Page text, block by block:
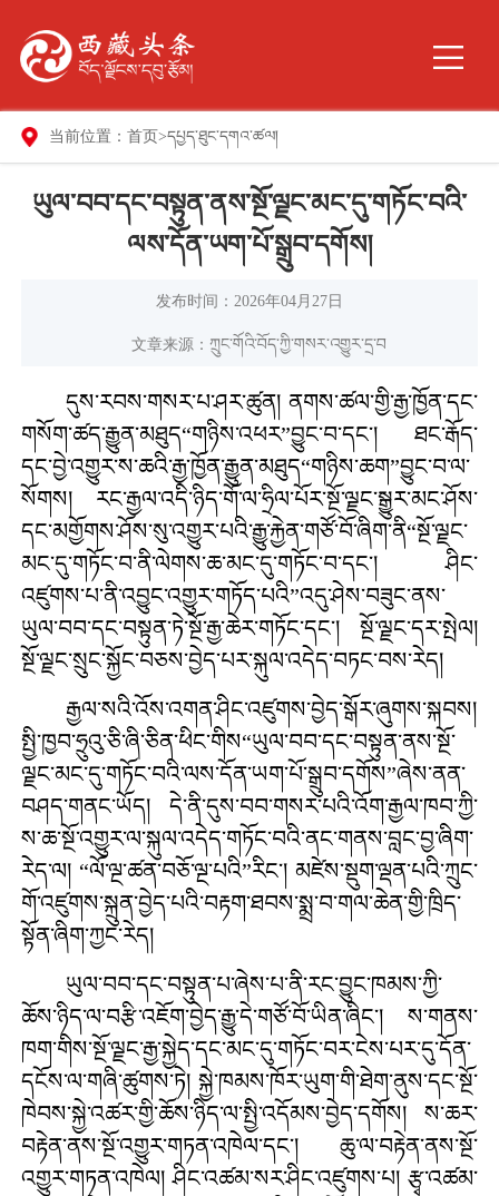
当前位置： 首页 >དཔྱད་ཐུང་དགའ་ཚལ།
ཡུལ་བབ་དང་བསྟུན་ནས་སྔོ་ལྗང་མང་དུ་གཏོང་བའི་
ལས་དོན་ཡག་པོ་སྒྲུབ་དགོས།
发布时间：2026年04月27日
文章来源：ཀྲུང་གོའི་བོད་ཀྱི་གསར་འགྱུར་དྲ་བ
དུས་རབས་གསར་པ་ཤར་ཚུན། ནགས་ཚལ་གྱི་རྒྱ་ཁྱོན་དང་
གསོག་ཚད་རྒྱུན་མཐུད“གཉིས་འཕར”བྱུང་བ་དང་། ཐང་རྒོད་
དང་བྱེ་འགྱུར་ས་ཆའི་རྒྱ་ཁྱོན་རྒྱུན་མཐུད“གཉིས་ཆག”བྱུང་བ་ལ་
སོགས། རང་རྒྱལ་འདི་ཉིད་གོ་ལ་ཧྲིལ་པོར་སྔོ་ལྗང་སྒྱུར་མང་ཤོས་
དང་མགྱོགས་ཤོས་སུ་འགྱུར་པའི་རྒྱུ་རྐྱེན་གཙོ་བོ་ཞིག་ནི“སྔོ་ལྗང་
མང་དུ་གཏོང་བ་ནི་ལེགས་ཆ་མང་དུ་གཏོང་བ་དང་། ཤིང་
འཛུགས་པ་ནི་འབྱུང་འགྱུར་གཏོད་པའི”འདུ་ཤེས་བཟུང་ནས་
ཡུལ་བབ་དང་བསྟུན་ཏེ་སྔོ་རྒྱ་ཆེར་གཏོང་དང་། སྔོ་ལྗང་དར་སྤེལ།
སྔོ་ལྗང་སྲུང་སྐྱོང་བཅས་བྱེད་པར་སྐུལ་འདེད་བཏང་བས་རེད།
རྒྱལ་སའི་འོས་འགན་ཤིང་འཛུགས་བྱེད་སྒོར་ཞུགས་སྐབས།
སྤྱི་ཁྱབ་ཧྲུའུ་ཅི་ཞི་ཅིན་ཕིང་གིས“ཡུལ་བབ་དང་བསྟུན་ནས་སྔོ་
ལྗང་མང་དུ་གཏོང་བའི་ལས་དོན་ཡག་པོ་སྒྲུབ་དགོས”ཞེས་ནན་
བཤད་གནང་ཡོད། དེ་ནི་དུས་བབ་གསར་པའི་འོག་རྒྱལ་ཁབ་ཀྱི་
ས་ཆ་སྔོ་འགྱུར་ལ་སྐུལ་འདེད་གཏོང་བའི་ནང་གནས་བླང་བྱ་ཞིག་
རེད་ལ། “ལོ་ལྔ་ཚན་བཅོ་ལྔ་པའི”རིང་། མཛེས་སྡུག་ལྡན་པའི་ཀྲུང་
གོ་འཛུགས་སྐྲུན་བྱེད་པའི་བརྟག་ཐབས་སྨྲ་བ་གལ་ཆེན་གྱི་ཁྲིད་
སྟོན་ཞིག་ཀྱང་རེད།
ཡུལ་བབ་དང་བསྟུན་པ་ཞེས་པ་ནི་རང་བྱུང་ཁམས་ཀྱི་
ཆོས་ཉིད་ལ་བརྩི་འཇོག་བྱེད་རྒྱུ་དེ་གཙོ་བོ་ཡིན་ཞིང་། ས་གནས་
ཁག་གིས་སྔོ་ལྗང་རྒྱ་སྐྱེད་དང་མང་དུ་གཏོང་བར་ངེས་པར་དུ་དོན་
དངོས་ལ་གཞི་ཚུགས་ཏེ། སྐྱེ་ཁམས་ཁོར་ཡུག་གི་ཐེག་ནུས་དང་སྔོ་
ཁེབས་སྐྱེ་འཚར་གྱི་ཆོས་ཉིད་ལ་སྤྱི་འདོམས་བྱེད་དགོས། ས་ཆར་
བརྟེན་ནས་སྔོ་འགྱུར་གཏན་འཁེལ་དང་། ཆུ་ལ་བརྟེན་ནས་སྔོ་
འགྱུར་གཏན་འཁེལ། ཤིང་འཚམ་སར་ཤིང་འཛུགས་པ། རྩྭ་འཚམ་